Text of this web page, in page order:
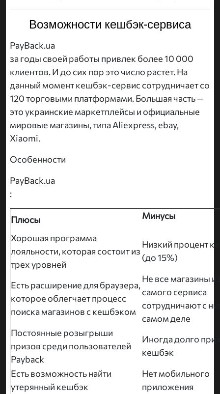
Возможности кешбэк-сервиса
PayBack.ua
за годы своей работы привлек более 10 000
клиентов. И до сих пор это число растет. На
данный момент кешбэк-сервис сотрудничает со
120 торговыми платформами. Большая часть —
это украинские маркетплейсы и официальные
мировые магазины, типа Aliexpress, ebay,
Xiaomi.
Особенности
PayBack.ua
:
Плюсы Минусы
Хорошая программа
лояльности, которая состоит из
трех уровней
Низкий процент
(до 15%)
Есть расширение для браузера,
которое облегчает процесс
поиска магазинов с кешбэком
Не все магазины
самого сервиса
сотрудничают с
самом деле
Постоянные розыгрыши
призов среди пользователей
Payback
Иногда долго
кешбэк
Есть возможность найти
утерянный кешбэк
Нет мобильного
приложения